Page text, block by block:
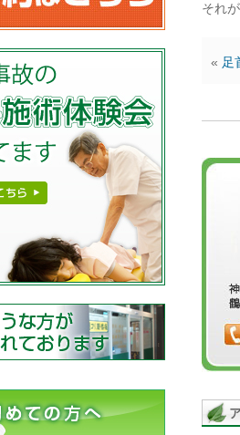
それ
« 足